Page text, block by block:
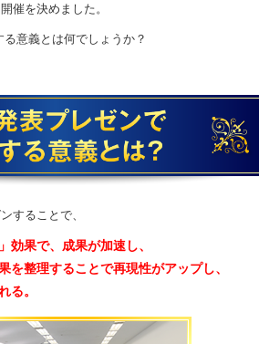
催を決めました。
意義とは何でしょうか？
することで、
効果で、成果が加速し、
を整理することで再現性がアップし、
る。